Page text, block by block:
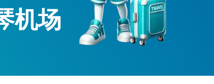
机场